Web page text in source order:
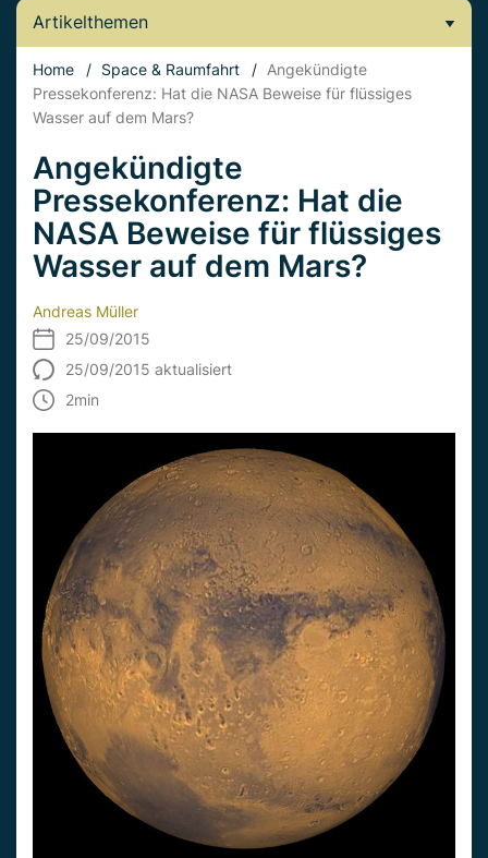
Artikelthemen
Home / Space & Raumfahrt / Angekündigte
Pressekonferenz: Hat die NASA Beweise für flüssiges
Wasser auf dem Mars?
Angekündigte
Pressekonferenz: Hat die
NASA Beweise für flüssiges
Wasser auf dem Mars?
Andreas Müller
25/09/2015
25/09/2015 aktualisiert
2min